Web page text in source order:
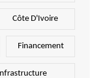
Côte D'Ivoire
Financement